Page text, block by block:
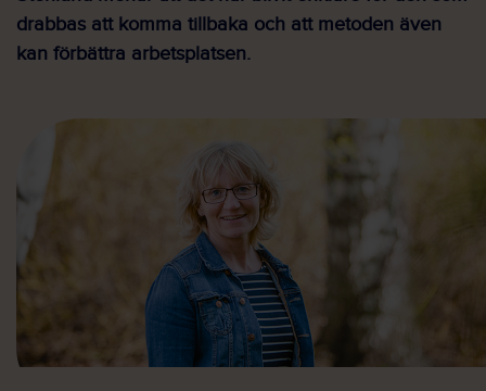
drabbas att komma tillbaka och att metoden även
kan förbättra arbetsplatsen.